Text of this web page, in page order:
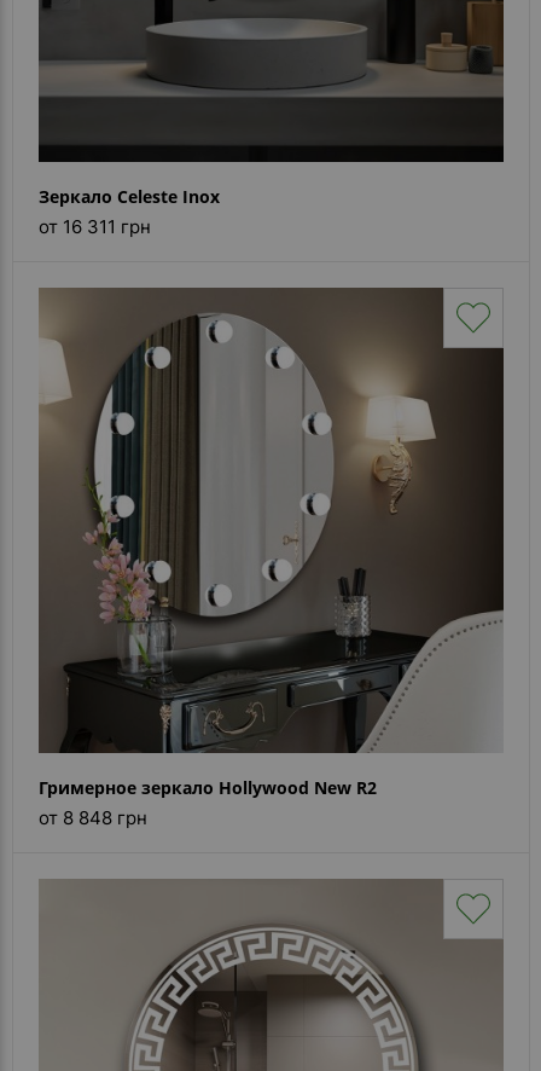
Зеркало Celeste Inox
от 16 311 грн
Гримерное зеркало Hollywood New R2
от 8 848 грн